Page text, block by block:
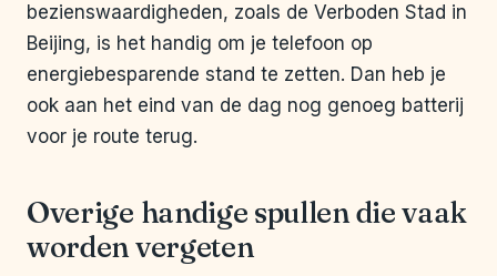
bezienswaardigheden, zoals de Verboden Stad in
Beijing, is het handig om je telefoon op
energiebesparende stand te zetten. Dan heb je
ook aan het eind van de dag nog genoeg batterij
voor je route terug.
Overige handige spullen die vaak
worden vergeten